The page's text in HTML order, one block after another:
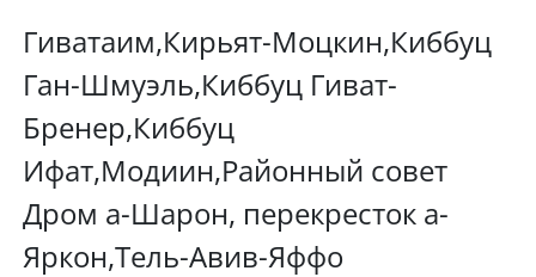
Гиватаим,Кирьят-Моцкин,Киббуц
Ган-Шмуэль,Киббуц Гиват-
Бренер,Киббуц
Ифат,Модиин,Районный совет
Дром а-Шарон, перекресток а-
Яркон,Тель-Авив-Яффо